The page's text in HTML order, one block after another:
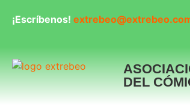
¡Escríbenos!
DEL